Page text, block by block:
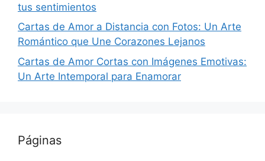
tus sentimientos
Cartas de Amor a Distancia con Fotos: Un Arte
Romántico que Une Corazones Lejanos
Cartas de Amor Cortas con Imágenes Emotivas:
Un Arte Intemporal para Enamorar
Páginas